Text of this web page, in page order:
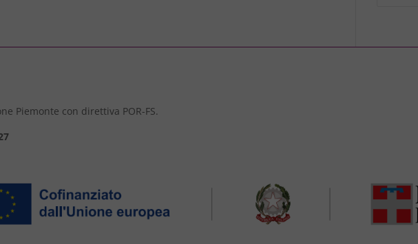
Piemonte con direttiva POR-FS.